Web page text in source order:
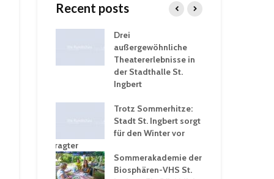
Recent posts
verschärfen
–
Drei
außergewöhnliche
Theatererlebnisse in
der Stadthalle St.
Ingbert
Trotz Sommerhitze:
Stadt St. Ingbert sorgt
für den Winter vor
Sommerakademie der
Biosphären-VHS St.